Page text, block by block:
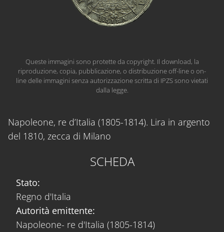
Queste immagini sono protette da copyright. Il download, la
riproduzione, copia, pubblicazione, o distribuzione off-line o on-
line delle immagini senza autorizzazione scritta di IPZS sono vietati
dalla legge.
Napoleone, re d’Italia (1805-1814). Lira in argento
del 1810, zecca di Milano
SCHEDA
Stato:
Regno d'Italia
Autorità emittente:
Napoleone- re d'Italia (1805-1814)